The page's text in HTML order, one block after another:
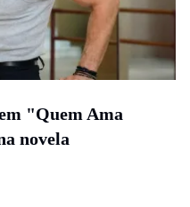
"Quem Ama
novela